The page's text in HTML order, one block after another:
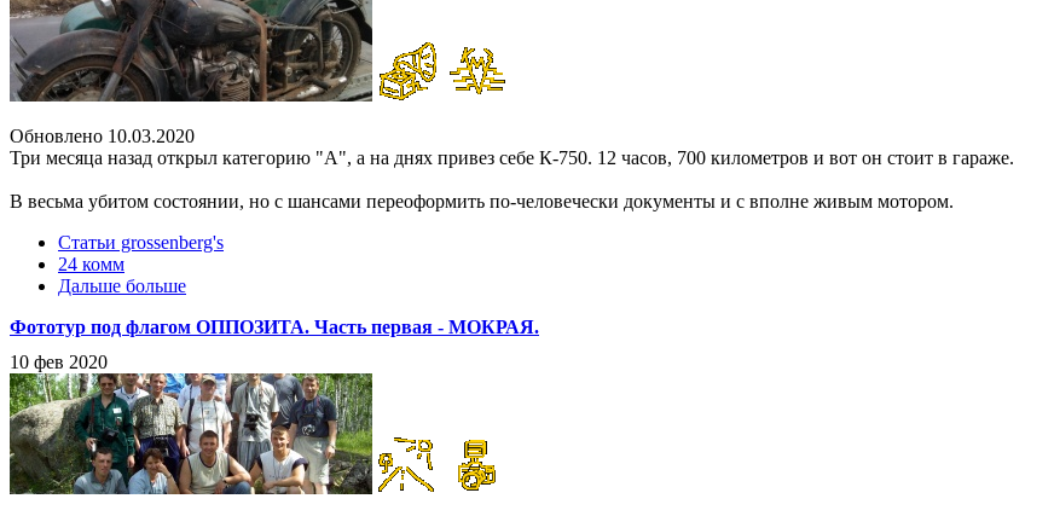
Обновлено 10.03.2020
Три месяца назад открыл категорию "А", а на днях привез себе К-750. 12 часов, 700 километров и вот он стоит в гараже.
В весьма убитом состоянии, но с шансами переоформить по-человечески документы и с вполне живым мотором.
Статьи grossenberg's
24 комм
Дальше больше
Фототур под флагом ОППОЗИТА. Часть первая - МОКРАЯ.
10 фев 2020